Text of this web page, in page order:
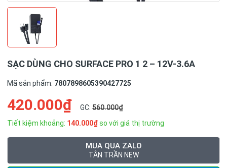
SẠC DÙNG CHO SURFACE PRO 1 2 – 12V-3.6A
Mã sản phẩm: 7807898605390427725
420.000₫ GC: 560.000₫
Tiết kiệm khoảng: 140.000₫so với giá thị trường
MUA QUA ZALO
TÂN TRẦN NEW